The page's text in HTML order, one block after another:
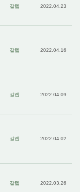
갈렙 2022.04.23
갈렙 2022.04.16
갈렙 2022.04.09
갈렙 2022.04.02
갈렙 2022.03.26